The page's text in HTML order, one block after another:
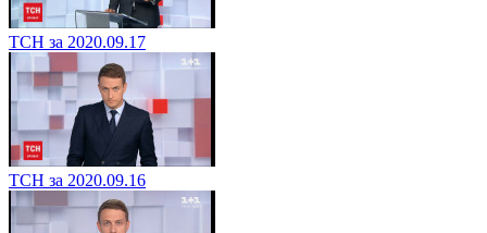
ТСН за 2020.09.17
ТСН за 2020.09.16